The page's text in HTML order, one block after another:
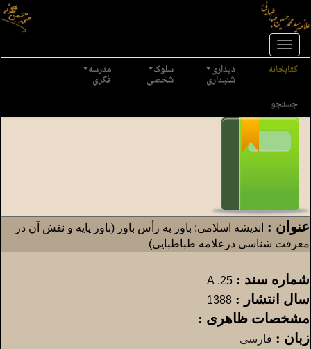
کتابخانه دیداری
شنیداری
سلوک
شخصی
مدرسه
فکری
جستجو
عنوان :
اندیشه اسلامی: باور به رأس باور (باور پایه و نقش آن در
معرفت شناسی درعلامه طباطبایی)
شماره سند : 25. A
سال انتشار : 1388
مشخصات ظاهری :
زبان : فارسی